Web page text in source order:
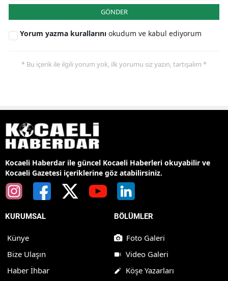
GÖNDER
Yorum yazma kurallarını okudum ve kabul ediyorum
* Bu içerik ile ilgili yorum yok, ilk yorumu siz yazın, tartışalım *
Kocaeli Haberdar ile güncel Kocaeli Haberleri okuyabilir ve
Kocaeli Gazetesi içeriklerine göz atabilirsiniz.
KURUMSAL
Künye
Bize Ulaşın
Haber İhbar
BÖLÜMLER
Foto Galeri
Video Galeri
Köşe Yazarları